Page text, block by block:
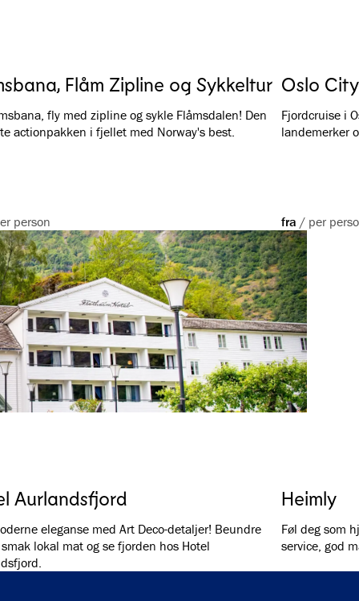
Flåm Zipline og Sykkeltur
fly med zipline og sykle Flåmsdalen! Den
actionpakken i fjellet med Norway's best.
person
Oslo
Fjordcruise i
landemerker
fra / per
Aurlandsfjord
eleganse med Art Deco-detaljer! Beundre
lokal mat og se fjorden hos Hotel
Heimly
Føl deg som
service, god